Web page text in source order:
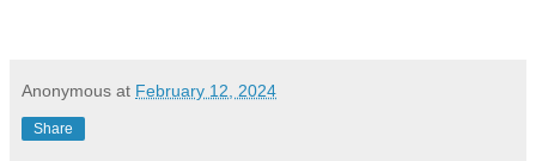
Anonymous at February 12, 2024
Share